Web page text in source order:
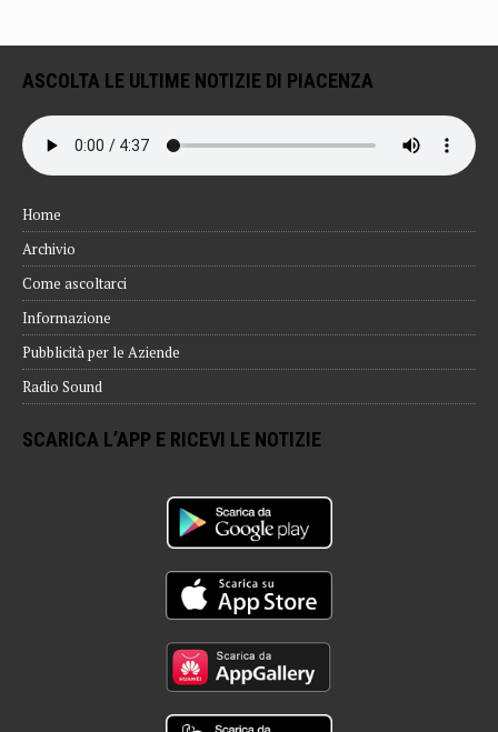
ASCOLTA LE ULTIME NOTIZIE DI PIACENZA
Home
Archivio
Come ascoltarci
Informazione
Pubblicità per le Aziende
Radio Sound
SCARICA L’APP E RICEVI LE NOTIZIE